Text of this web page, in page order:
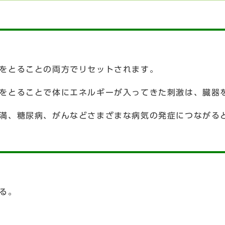
とることの両方でリセットされます。
とることで体にエネルギーが入ってきた刺激は、臓
、糖尿病、がんなどさまざまな病気の発症につながる
。